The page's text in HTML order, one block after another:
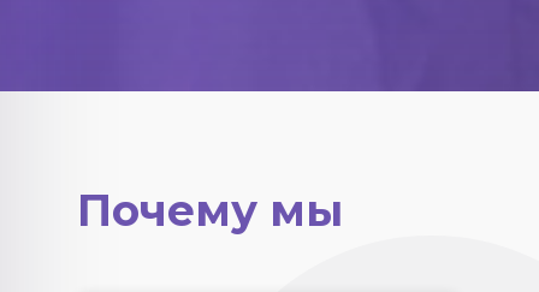
Почему мы